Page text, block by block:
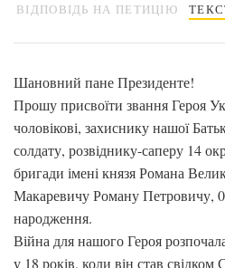
ВІДПОВІДЬ НА ПЕТИЦІЮ
Шановний пане Президенте!
Прошу присвоїти звання Героя
чоловікові, захиснику нашої
солдату, розвіднику-саперу 14
бригади імені князя Романа
Макаревичу Роману Петровичу,
народження.
Війна для нашого Героя
у 18 років, коли він став свідком